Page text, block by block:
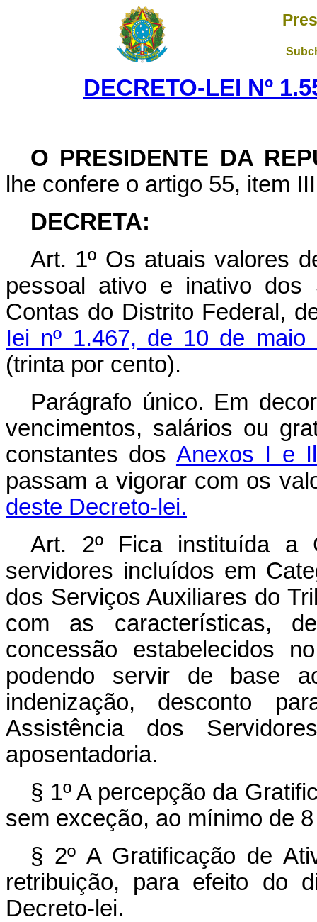
DECRETO-LEI Nº
O PRESIDENTE DA
lhe confere o artigo 55, item
DECRETA:
Art. 1º Os atuais valores
pessoal ativo e inativo dos
Contas do Distrito Federal,
Iei nº 1.467, de 10 de maio
(trinta por cento).
Parágrafo único. Em
vencimentos, salários ou
constantes dos Anexos I e
passam a vigorar com os
deste Decreto-lei.
Art. 2º Fica instituída a
servidores incluídos em
dos Serviços Auxiliares do
com as características,
concessão estabelecidos
podendo servir de base
indenização, desconto
Assistência dos
aposentadoria.
§ 1º A percepção da
sem exceção, ao mínimo de
§ 2º A Gratificação de
retribuição, para efeito do
Decreto-lei.